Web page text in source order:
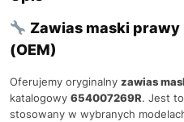
Zawias maski
(OEM)
Oferujemy oryginalny zawias
katalogowy 654007269R. Jest
stosowany w wybranych